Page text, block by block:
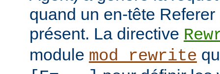
quand un en-tête
présent. La directive
module mod_rewrite